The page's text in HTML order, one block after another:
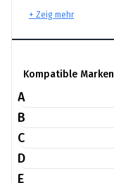
+ Zeig mehr
Kompatible Marken
A
B
C
D
E